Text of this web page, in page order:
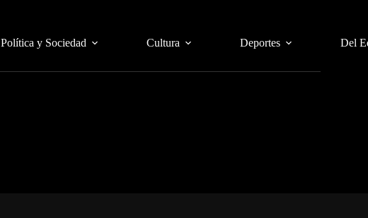
Política y Sociedad Cultura Deportes Del